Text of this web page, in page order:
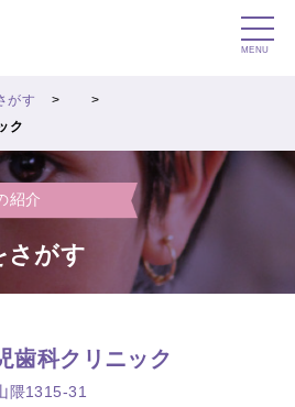
MENU
がす
ク
紹介
さがす
歯科クリニック
隈1315-31